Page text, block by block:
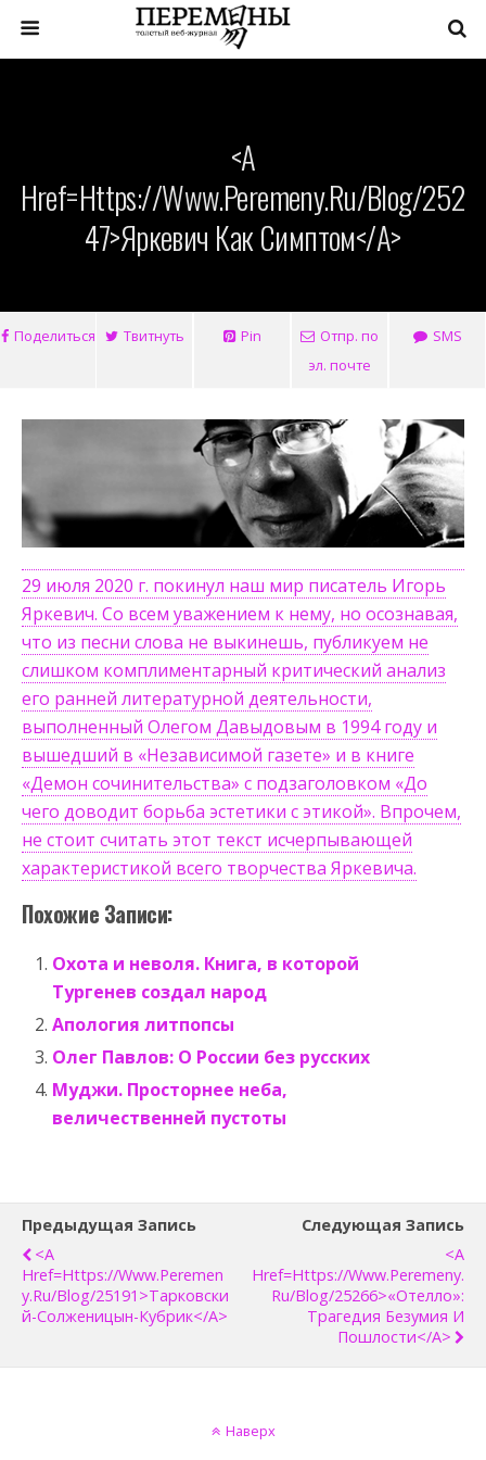
<a
Href=https://www.peremeny.ru/blog/252
47>Яркевич Как Симптом</a>
Поделиться Твитнуть Pin
Отпр. по
эл. почте
SMS
29 июля 2020 г. покинул наш мир писатель Игорь
Яркевич. Со всем уважением к нему, но осознавая,
что из песни слова не выкинешь, публикуем не
слишком комплиментарный критический анализ
его ранней литературной деятельности,
выполненный Олегом Давыдовым в 1994 году и
вышедший в «Независимой газете» и в книге
«Демон сочинительства» с подзаголовком «До
чего доводит борьба эстетики с этикой». Впрочем,
не стоит считать этот текст исчерпывающей
характеристикой всего творчества Яркевича.
Похожие Записи:
Охота и неволя. Книга, в которой
Тургенев создал народ
Апология литпопсы
Олег Павлов: О России без русских
Муджи. Просторнее неба,
величественней пустоты
Предыдущая Запись
<a
Href=https://www.peremen
Y.ru/blog/25191>Тарковски
Й-Солженицын-Кубрик</a>
Следующая Запись
<a
Href=https://www.peremeny.
Ru/blog/25266>«Отелло»:
Трагедия Безумия И
Пошлости</a>
Наверх